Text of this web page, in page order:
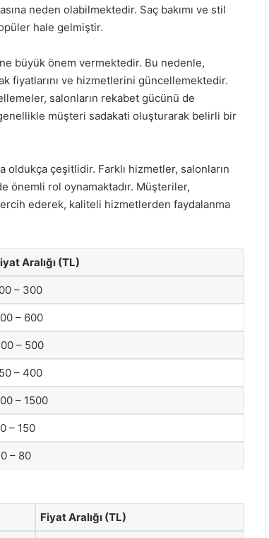
neden olabilmektedir. Saç bakımı ve stil
hale gelmiştir.
büyük önem vermektedir. Bu nedenle,
fiyatlarını ve hizmetlerini güncellemektedir.
salonların rekabet gücünü de
müşteri sadakati oluşturarak belirli bir
oldukça çeşitlidir. Farklı hizmetler, salonların
önemli rol oynamaktadır. Müşteriler,
ederek, kaliteli hizmetlerden faydalanma
Aralığı (TL)
– 300
– 600
– 500
– 400
– 1500
– 150
– 80
Fiyat Aralığı (TL)